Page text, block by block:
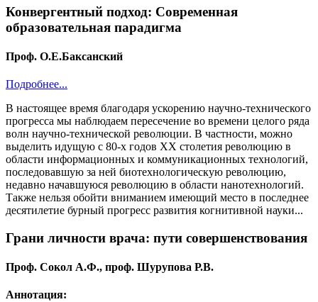
Конвергентный подход: Современная
образовательная парадигма
Проф. О.Е.Баксанский
Подробнее...
В настоящее время благодаря ускорению научно-технического
прогресса мы наблюдаем пересечение во времени целого ряда
волн научно-технической революции. В частности, можно
выделить идущую с 80-х годов XX столетия революцию в
области информационных и коммуникационных технологий,
последовавшую за ней биотехнологическую революцию,
недавно начавшуюся революцию в области нанотехнологий.
Также нельзя обойти вниманием имеющий место в последнее
десятилетие бурный прогресс развития когнитивной науки...
Грани личности врача: пути совершенствования
Проф. Сокол А.Ф., проф. Шурупова Р.В.
Аннотация: